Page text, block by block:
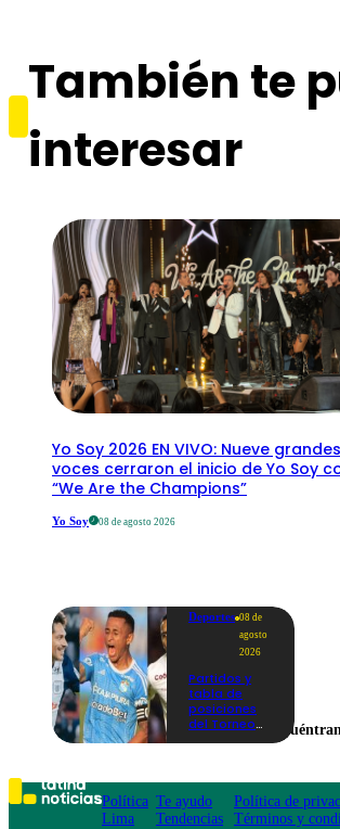
También te
interesar
Yo Soy 2026 EN VIVO: Nueve grandes
voces cerraron el inicio de Yo Soy
“We Are the Champions”
Yo Soy 08 de agosto 2026
Deportes 08 de
agosto
2026
Partidos y
tabla de
posiciones
del Torneo
en la fecha 4
Política
Lima
Te ayudo
Tendencias
Política de
Términos y